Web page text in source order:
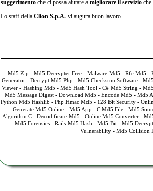
suggerimentoche ci possa aiutare a migliorare il servizioche
Lo staff della Clion S.p.A.vi augura buon lavoro.
Md5 Zip - Md5 Decrypter Free- Malware Md5 - Rfc Md5 -
Generator- Decrypt Md5 Php - Md5 Checksum Software-
Viewer- Hashing Md5 - Md5 Hash Tool - C# Md5 String -
Md5 Message Digest - Download Md5 - Encode Md5 - Md5
Python Md5 Hashlib - Php Hmac Md5 - 128 Bit Security-
- Generate Md5 Online - Md5 App - C Md5 File - Md5
Algorithm C - Decodificare Md5 - Online Md5 Converter -
Md5 Forensics - Rails Md5 Hash - Md5 Bit - Md5
Vulnerability- Md5 Collision